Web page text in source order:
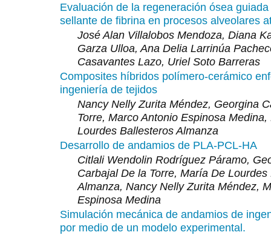
Evaluación de la regeneración ósea
sellante de fibrina en procesos alveolares
José Alan Villalobos Mendoza, Diana
Garza Ulloa, Ana Delia Larrinúa
Casavantes Lazo, Uriel Soto Barreras
Composites híbridos polímero-cerámico
ingeniería de tejidos
Nancy Nelly Zurita Méndez, Georgina
Torre, Marco Antonio Espinosa
Lourdes Ballesteros Almanza
Desarrollo de andamios de PLA-PCL-HA
Citlali Wendolin Rodríguez Páramo,
Carbajal De la Torre, María De Lourdes
Almanza, Nancy Nelly Zurita Méndez,
Espinosa Medina
Simulación mecánica de andamios de
por medio de un modelo experimental.